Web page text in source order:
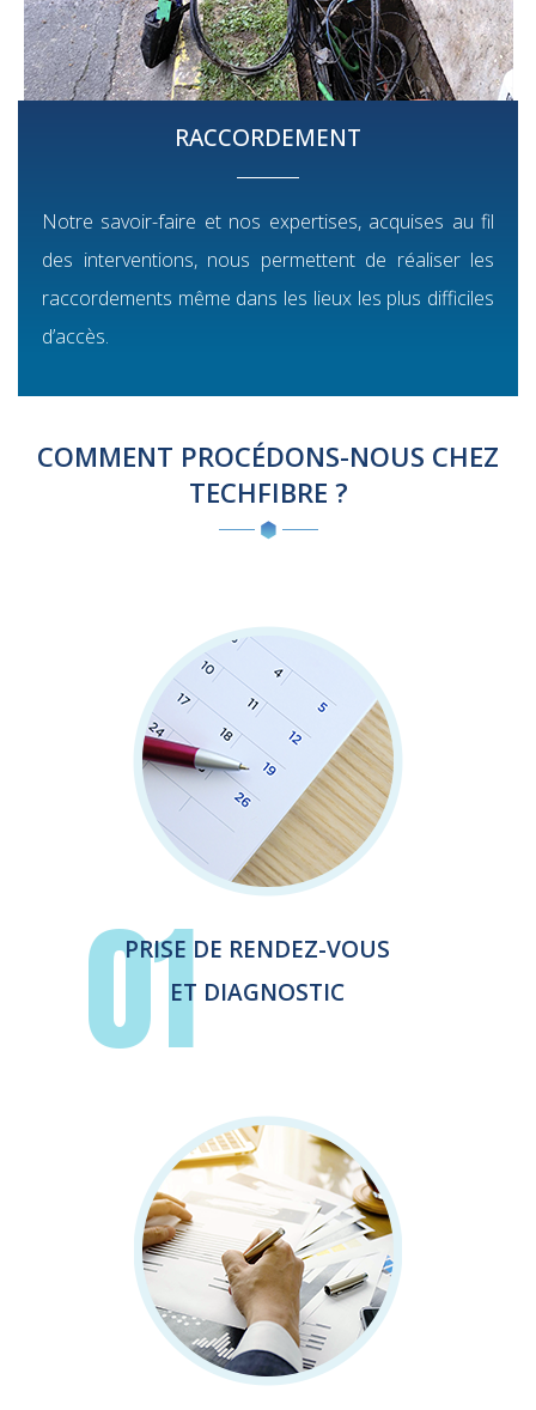
RACCORDEMENT
Notre savoir-faire et nos expertises, acquises au fil
des interventions, nous permettent de réaliser les
raccordements même dans les lieux les plus difficiles
d’accès.
COMMENT PROCÉDONS-NOUS CHEZ
TECHFIBRE ?
01
PRISE DE RENDEZ-VOUS
ET DIAGNOSTIC